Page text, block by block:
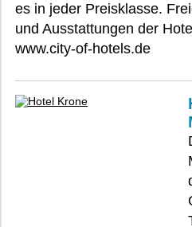
es in jeder Preisklasse.
und Ausstattungen der
www.city-of-hotels.de